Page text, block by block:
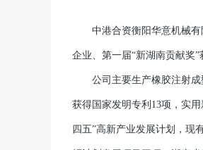
中港合资衡阳华意机械有限
企业、第一届“新湖南贡献奖
公司主要生产橡胶注射成
获得国家发明专利13项，实
四五”高新产业发展计划，现